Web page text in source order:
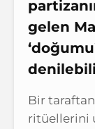
gelen
Bir
ritüellerini